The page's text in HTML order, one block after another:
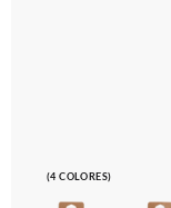
(4 COLORES)